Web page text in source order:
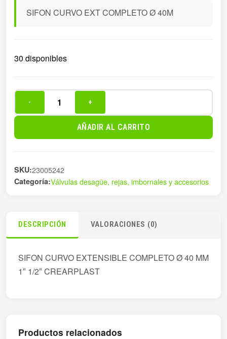
SIFON CURVO EXT COMPLETO Ø 40M
30 disponibles
CURVO
40M
cantidad
- +
AÑADIR AL CARRITO
SKU:23005242
Categoría:Válvulas desagüe, rejas, imbornales y accesorios
DESCRIPCIÓN VALORACIONES (0)
SIFON CURVO EXTENSIBLE COMPLETO Ø 40 MM
1″ 1/2″ CREARPLAST
Productos relacionados